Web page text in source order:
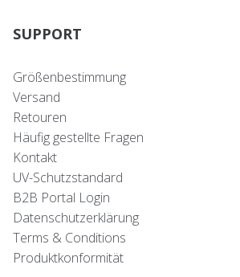
SUPPORT
Größenbestimmung
Versand
Retouren
Häufig gestellte Fragen
Kontakt
UV-Schutzstandard
B2B Portal Login
Datenschutzerklärung
Terms & Conditions
Produktkonformität